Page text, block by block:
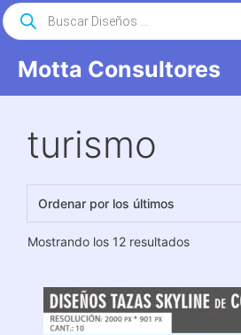
Saltar
al
Motta Consultores
Búsqueda
de
productos
turismo
Mostrando los 12 resultadosOrdenado
últimos